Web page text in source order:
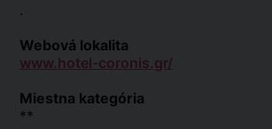
.
Webová lokalita
www.hotel-coronis.gr/
Miestna kategória
**